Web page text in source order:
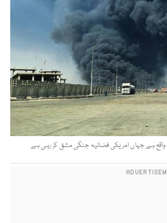
واقع ہے جہاں امریکی فضائیہ جنگی مشق کر رہی ہے